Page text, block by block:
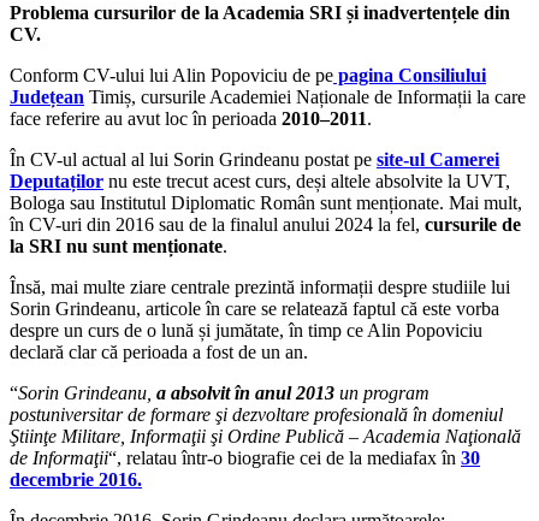
Problema cursurilor de la Academia SRI și inadvertențele din
CV.
Conform CV-ului lui Alin Popoviciu de pe pagina Consiliului
Județean Timiș, cursurile Academiei Naționale de Informații la care
face referire au avut loc în perioada 2010–2011.
În CV-ul actual al lui Sorin Grindeanu postat pe site-ul Camerei
Deputaților nu este trecut acest curs, deși altele absolvite la UVT,
Bologa sau Institutul Diplomatic Român sunt menționate. Mai mult,
în CV-uri din 2016 sau de la finalul anului 2024 la fel, cursurile de
la SRI nu sunt menționate.
Însă, mai multe ziare centrale prezintă informații despre studiile lui
Sorin Grindeanu, articole în care se relatează faptul că este vorba
despre un curs de o lună și jumătate, în timp ce Alin Popoviciu
declară clar că perioada a fost de un an.
“Sorin Grindeanu, a absolvit în anul 2013 un program
postuniversitar de formare şi dezvoltare profesională în domeniul
Ştiinţe Militare, Informaţii şi Ordine Publică – Academia Naţională
de Informaţii“, relatau într-o biografie cei de la mediafax în 30
decembrie 2016.